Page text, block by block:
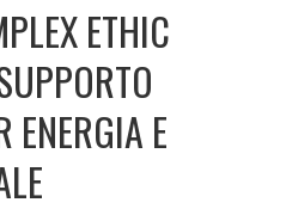
ETHIC
ENERGIA E